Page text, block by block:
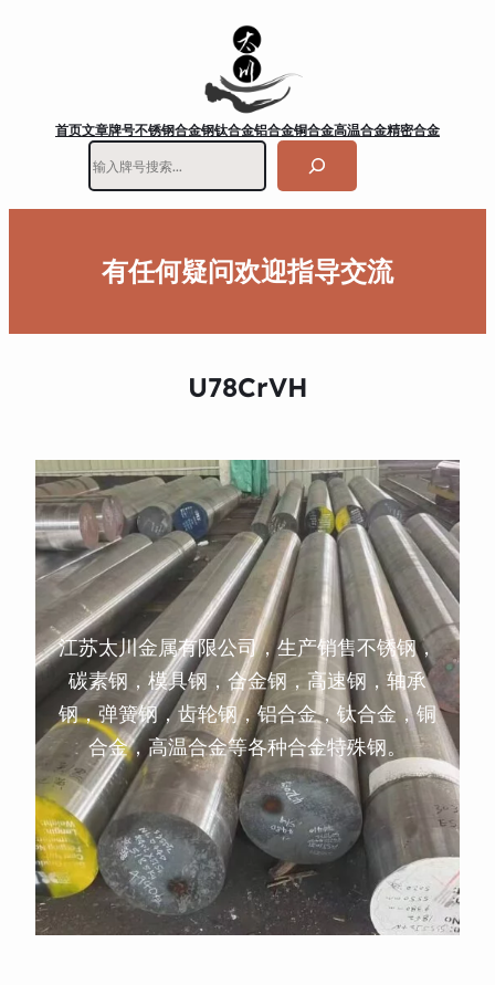
首页文章牌号不锈钢合金钢钛合金铝合金铜合金高温合金精密合金
有任何疑问欢迎指导交流
U78CrVH
江苏太川金属有限公司，生产销售不锈钢，
碳素钢，模具钢，合金钢，高速钢，轴承
钢，弹簧钢，齿轮钢，铝合金，钛合金，铜
合金，高温合金等各种合金特殊钢。